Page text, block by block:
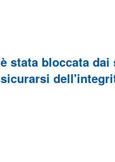
stata bloccata